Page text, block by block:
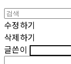
수정하기
삭제하기
글쓴이